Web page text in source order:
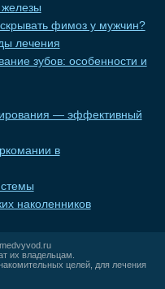
железы
фимоз у мужчин?
лечения
зубов: особенности и
— эффективный
в
наколенников
их владельцам.
целей, для лечения